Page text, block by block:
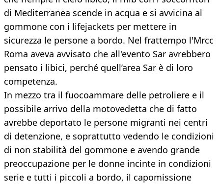
di Mediterranea scende in acqua e si avvicina al
gommone con i lifejackets per mettere in
sicurezza le persone a bordo. Nel frattempo l'Mrcc
Roma aveva avvisato che all'evento Sar avrebbero
pensato i libici, perché quell’area Sar è di loro
competenza.
In mezzo tra il fuocoammare delle petroliere e il
possibile arrivo della motovedetta che di fatto
avrebbe deportato le persone migranti nei centri
di detenzione, e soprattutto vedendo le condizioni
di non stabilità del gommone e avendo grande
preoccupazione per le donne incinte in condizioni
serie e tutti i piccoli a bordo, il capomissione